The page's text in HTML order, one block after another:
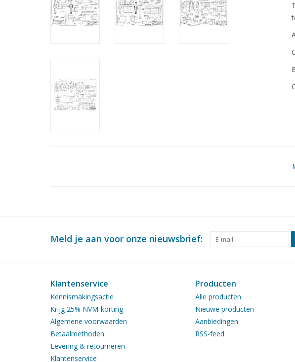
Meld je aan voor onze nieuwsbrief:
Klantenservice
Kennismakingsactie
Krijg 25% NVM-korting
Algemene voorwaarden
Betaalmethoden
Levering & retourneren
Klantenservice
Producten
Alle producten
Nieuwe producten
Aanbiedingen
RSS-feed